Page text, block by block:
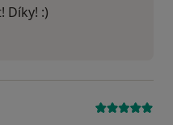
Díky! :)